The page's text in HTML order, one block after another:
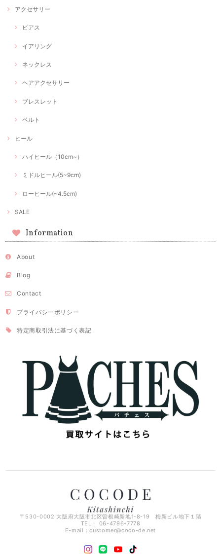
アクセサリー
ピアス
イアリング
ネックレス
ヘアアクセサリー
ブレスレット
ベルト
ヒール
ハイヒール（10cm~）
ミドルヒール(5~9cm)
ローヒール(~4.5cm)
SALE
Information
About
Blog
Contact
プライバシーポリシー
特定商取引法に基づく表記
〒530-0002 大阪府大阪市北区曽根崎新地1-8-19 梅新ビル地下１階
TEL： 06-4796-7778
E-mail：customer@coco-de.net